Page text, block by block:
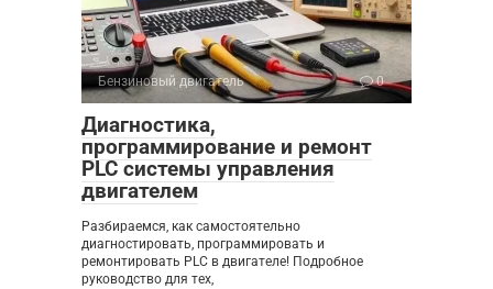
Бензиновый двигатель 0
Диагностика,
программирование и ремонт
PLC системы управления
двигателем
Разбираемся, как самостоятельно
диагностировать, программировать и
ремонтировать PLC в двигателе! Подробное
руководство для тех,